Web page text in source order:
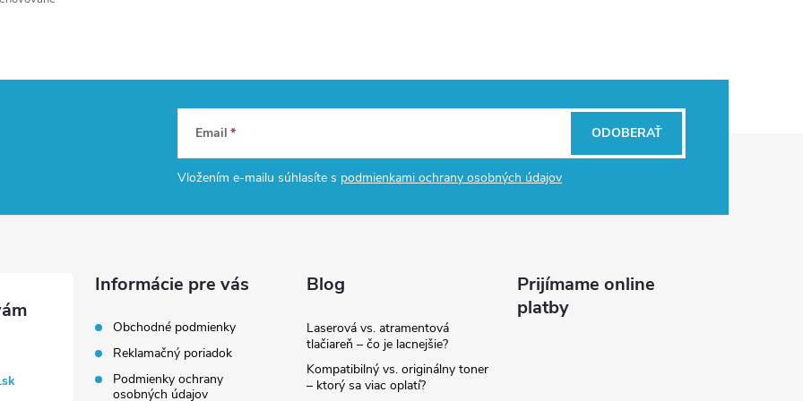
Email
Vložením e-mailu súhlasíte s podmienkami ochrany osobných údajov
ODOBERAŤ
Informácie pre vás
Obchodné podmienky
Reklamačný poriadok
Podmienky ochrany
osobných údajov
Blog
Laserová vs. atramentová
tlačiareň – čo je lacnejšie?
Kompatibilný vs. originálny toner
– ktorý sa viac oplatí?
Prijímame online
platby